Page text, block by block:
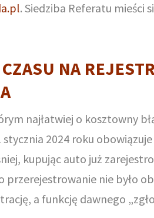
. Siedziba Referatu mieści
NA
najłatwiej o kosztowny
stycznia 2024 roku
kupując auto już
przerejestrowanie nie było
a funkcję dawnego